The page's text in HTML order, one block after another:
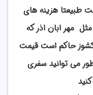
طبیعتا هزینه های
مهر ابان اذر که
کشوز حاکم است قیمت
می توانید سفری